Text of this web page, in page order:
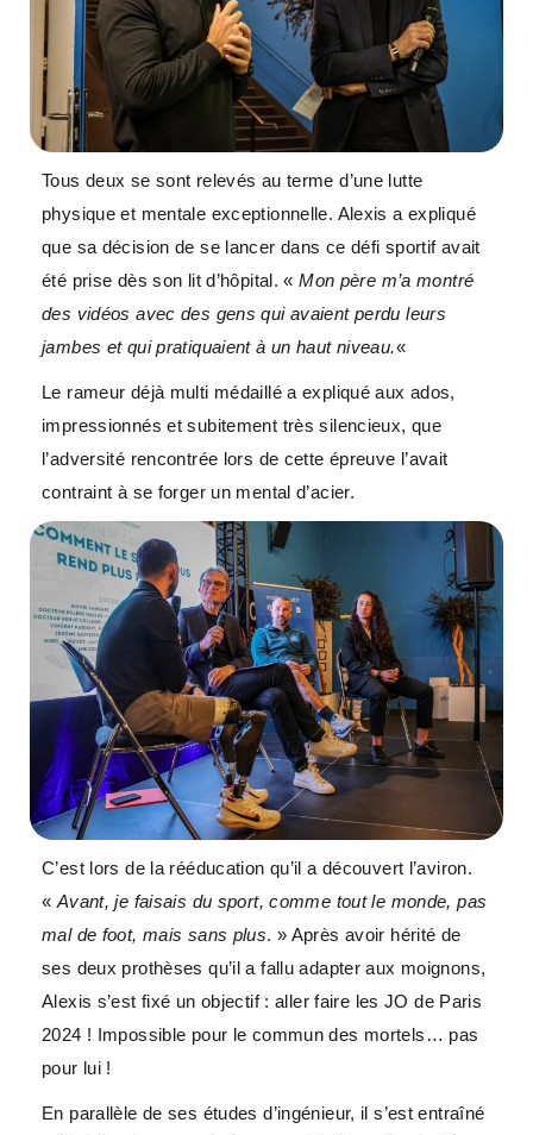
Tous deux se sont relevés au terme d’une lutte
physique et mentale exceptionnelle. Alexis a expliqué
que sa décision de se lancer dans ce défi sportif avait
été prise dès son lit d’hôpital. «Mon père m’a montré
des vidéos avec des gens qui avaient perdu leurs
jambes et qui pratiquaient à un haut niveau.«
Le rameur déjà multi médaillé a expliqué aux ados,
impressionnés et subitement très silencieux, que
l’adversité rencontrée lors de cette épreuve l’avait
contraint à se forger un mental d’acier.
C’est lors de la rééducation qu’il a découvert l’aviron.
« Avant, je faisais du sport, comme tout le monde, pas
mal de foot, mais sans plus. » Après avoir hérité de
ses deux prothèses qu’il a fallu adapter aux moignons,
Alexis s’est fixé un objectif : aller faire les JO de Paris
2024 ! Impossible pour le commun des mortels… pas
pour lui !
En parallèle de ses études d’ingénieur, il s’est entraîné